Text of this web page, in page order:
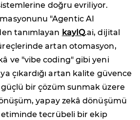
doğru evriliyor.
"Agentic AI
tanımlayan kayIQ.ai, dijital
artan otomasyon,
ve "vibe coding" gibi yeni
çıkardığı artan kalite güvence
güçlü bir çözüm sunmak üzere
yapay zekâ dönüşümü
tecrübeli bir ekip